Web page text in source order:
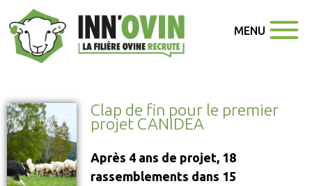
MENU
Clap de fin pour le premier
projet CANIDEA
Après 4 ans de projet, 18
rassemblements dans 15